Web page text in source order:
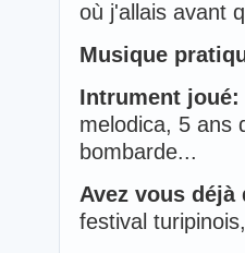
où j'allais avant
Musique
Intrument joué:
melodica, 5 ans
bombarde...
Avez vous
festival